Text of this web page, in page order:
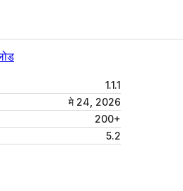
1.1.1
मे 24, 2026
200+
5.2